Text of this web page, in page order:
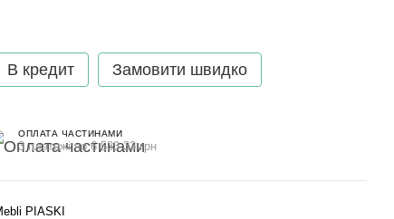
В кредит Замовити швидко
ОПЛАТА ЧАСТИНАМИ
3 платежі по 6 533.33 грн
PIASKI